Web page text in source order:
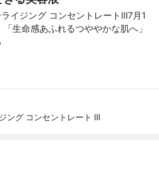
イジング コンセントレートⅢ7月1
生命感あふれるつややかな肌へ」
ング コンセントレート III